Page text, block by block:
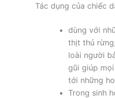
Tác dụng của chiếc
dùng với
thịt thú
loài người
gũi giúp
tới những
Trong sinh